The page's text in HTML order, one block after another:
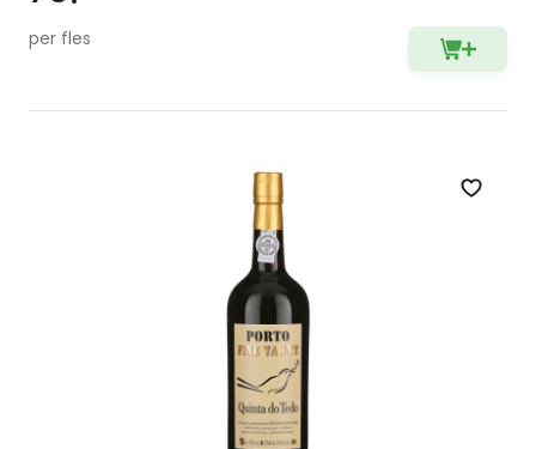
per fles
Zet